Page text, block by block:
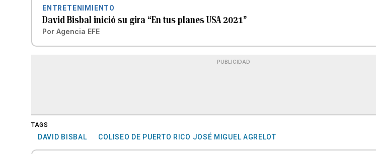
ENTRETENIMIENTO
David Bisbal inició su gira “En tus planes USA 2021”
Por Agencia EFE
PUBLICIDAD
TAGS
DAVID BISBAL COLISEO DE PUERTO RICO JOSÉ MIGUEL AGRELOT